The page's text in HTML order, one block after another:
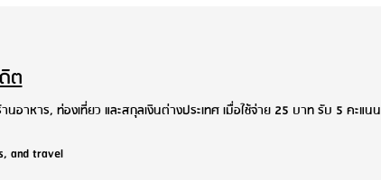
ต
าหาร, ท่องเที่ยว และสกุลเงินต่างประเทศ เมื่อใช้จ่าย 25 บาท รับ 5 คะแนน
and travel